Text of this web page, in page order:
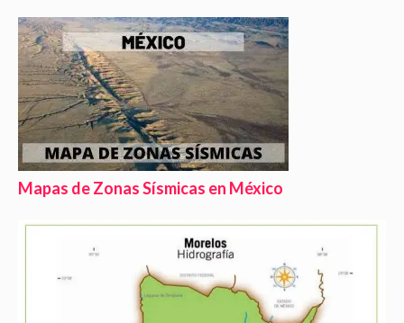
Mapas de Zonas Sísmicas en México